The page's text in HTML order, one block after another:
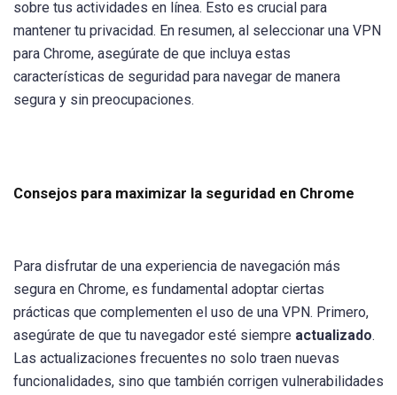
sobre tus actividades en línea. Esto es crucial para
mantener tu privacidad. En resumen, al seleccionar una VPN
para Chrome, asegúrate de que incluya estas
características de seguridad para navegar de manera
segura y sin preocupaciones.
Consejos para maximizar la seguridad en Chrome
Para disfrutar de una experiencia de navegación más
segura en Chrome, es fundamental adoptar ciertas
prácticas que complementen el uso de una VPN. Primero,
asegúrate de que tu navegador esté siempre actualizado.
Las actualizaciones frecuentes no solo traen nuevas
funcionalidades, sino que también corrigen vulnerabilidades